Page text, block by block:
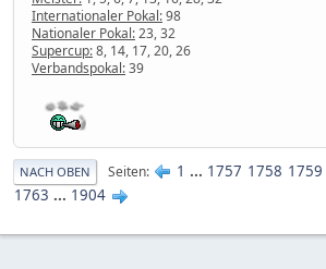
Internationaler Pokal:98
Nationaler Pokal:23, 32
Supercup:8, 14, 17, 20, 26
Verbandspokal:39
NACH OBEN Seiten 1 ... 1757 1758 1759
1763 ... 1904